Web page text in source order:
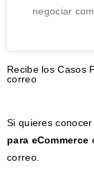
negociar
Recibe los Casos
correo
Si quieres
para eCommerce
correo.